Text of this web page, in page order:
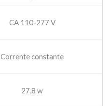
CA 110-277 V
Corrente constante
27,8 w